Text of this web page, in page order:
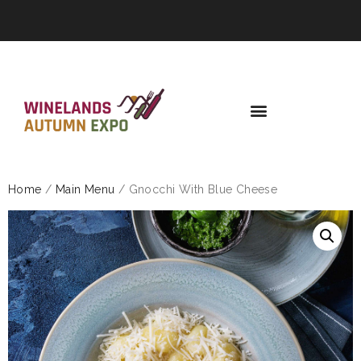
Home / Main Menu / Gnocchi With Blue Cheese